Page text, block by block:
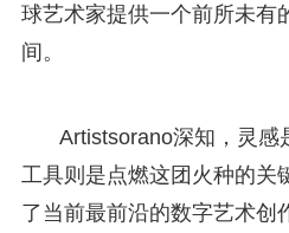
球艺术家提供一个前所未有
间。
Artistsorano深知，灵感
工具则是点燃这团火种的关
了当前最前沿的数字艺术创